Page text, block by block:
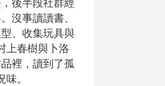
沒事讀讀書、
、收集玩具與
上春樹與卜洛
裡，讀到了孤
。